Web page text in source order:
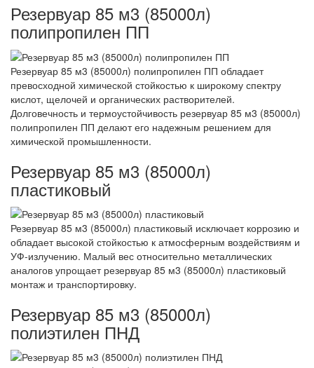
Резервуар 85 м3 (85000л)
полипропилен ПП
Резервуар 85 м3 (85000л) полипропилен ПП обладает
превосходной химической стойкостью к широкому спектру
кислот, щелочей и органических растворителей.
Долговечность и термоустойчивость резервуар 85 м3 (85000л)
полипропилен ПП делают его надежным решением для
химической промышленности.
Резервуар 85 м3 (85000л)
пластиковый
Резервуар 85 м3 (85000л) пластиковый исключает коррозию и
обладает высокой стойкостью к атмосферным воздействиям и
УФ-излучению. Малый вес относительно металлических
аналогов упрощает резервуар 85 м3 (85000л) пластиковый
монтаж и транспортировку.
Резервуар 85 м3 (85000л)
полиэтилен ПНД